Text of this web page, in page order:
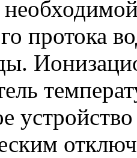
протока